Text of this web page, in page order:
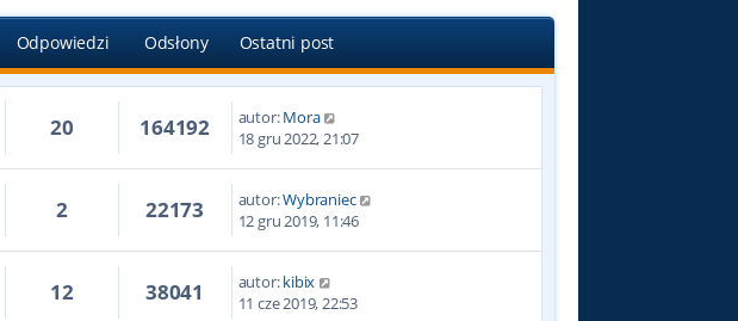
Odpowiedzi Odsłony Ostatni post
20 164192 autor:Mora
18 gru 2022, 21:07
2 22173 autor:Wybraniec
12 gru 2019, 11:46
12 38041 autor:kibix
11 cze 2019, 22:53